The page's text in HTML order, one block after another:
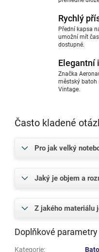
Rychlý
Přední kapsa
umožní mít
dostupné.
Elegantní
Značka
městský batoh
Vintage.
Často kladené
Pro jak velký
Jaký je objem a
Z jakého materiálu
Doplňkové parametry
Kategorie: